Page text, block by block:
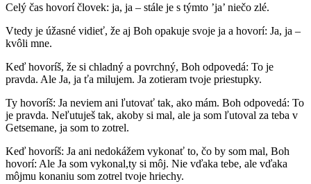
Celý čas hovorí človek: ja, ja – stále je s týmto ’ja’ niečo zlé.
Vtedy je úžasné vidieť, že aj Boh opakuje svoje ja a hovorí: Ja, ja –
kvôli mne.
Keď hovoríš, že si chladný a povrchný, Boh odpovedá: To je
pravda. Ale Ja, ja ťa milujem. Ja zotieram tvoje priestupky.
Ty hovoríš: Ja neviem ani ľutovať tak, ako mám. Boh odpovedá: To
je pravda. Neľutuješ tak, akoby si mal, ale ja som ľutoval za teba v
Getsemane, ja som to zotrel.
Keď hovoríš: Ja ani nedokážem vykonať to, čo by som mal, Boh
hovorí: Ale Ja som vykonal,ty si môj. Nie vďaka tebe, ale vďaka
môjmu konaniu som zotrel tvoje hriechy.